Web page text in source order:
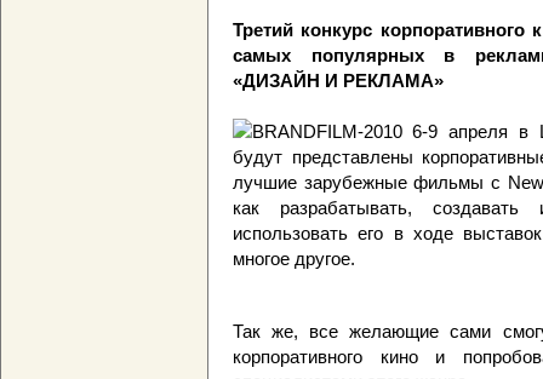
Третий конкурс корпоративного
самых популярных в
«ДИЗАЙН И РЕКЛАМА»
6-9 апреля в
будут представлены
лучшие зарубежные фильмы с
как разрабатывать,
использовать его в ходе
многое другое.
Так же, все желающие сами
корпоративного кино и